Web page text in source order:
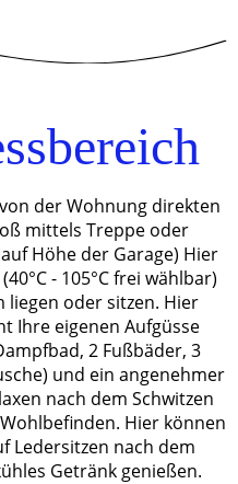
der Wohnung direkten
mittels Treppe oder
Höhe der Garage) Hier
- 105°C frei wählbar)
liegen oder sitzen. Hier
Ihre eigenen Aufgüsse
2 Fußbäder, 3
und ein angenehmer
nach dem Schwitzen
Hier können
Ledersitzen nach dem
Getränk genießen.